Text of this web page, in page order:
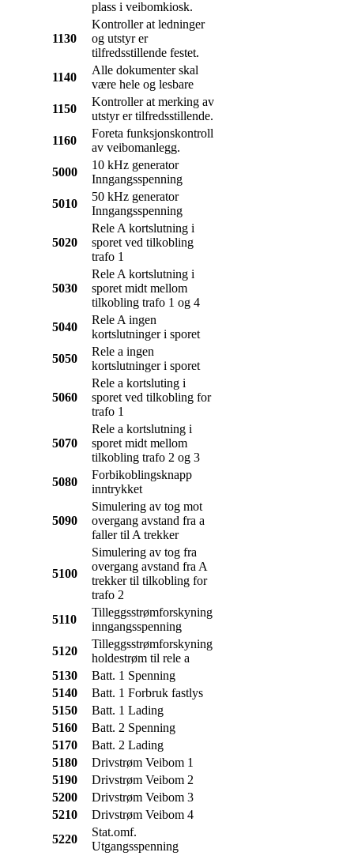
plass i veibomkiosk.
1130
Kontroller at ledninger
og utstyr er
tilfredsstillende festet.
1140
Alle dokumenter skal
være hele og lesbare
1150
Kontroller at merking av
utstyr er tilfredsstillende.
1160
Foreta funksjonskontroll
av veibomanlegg.
5000
10 kHz generator
Inngangsspenning
5010
50 kHz generator
Inngangsspenning
5020
Rele A kortslutning i
sporet ved tilkobling
trafo 1
5030
Rele A kortslutning i
sporet midt mellom
tilkobling trafo 1 og 4
5040
Rele A ingen
kortslutninger i sporet
5050
Rele a ingen
kortslutninger i sporet
5060
Rele a kortsluting i
sporet ved tilkobling for
trafo 1
5070
Rele a kortslutning i
sporet midt mellom
tilkobling trafo 2 og 3
5080
Forbikoblingsknapp
inntrykket
5090
Simulering av tog mot
overgang avstand fra a
faller til A trekker
5100
Simulering av tog fra
overgang avstand fra A
trekker til tilkobling for
trafo 2
5110
Tilleggsstrømforskyning
inngangsspenning
5120
Tilleggsstrømforskyning
holdestrøm til rele a
5130
Batt. 1 Spenning
5140
Batt. 1 Forbruk fastlys
5150
Batt. 1 Lading
5160
Batt. 2 Spenning
5170
Batt. 2 Lading
5180
Drivstrøm Veibom 1
5190
Drivstrøm Veibom 2
5200
Drivstrøm Veibom 3
5210
Drivstrøm Veibom 4
5220
Stat.omf.
Utgangsspenning